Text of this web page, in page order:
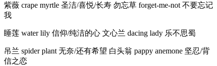
紫薇 crape myrtle 圣洁/喜悦/长寿 勿忘草 forget-me-not 不要忘记
我
睡莲 water lily 信仰/纯洁的心 文心兰 dacing lady 乐不思蜀
吊兰 spider plant 无奈/还有希望 白头翁 pappy anemone 坚忍/背
信之恋